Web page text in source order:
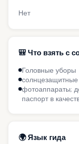
Нет
🎒 Что взять с
Головные уборы
фотоаппараты;
паспорт в
🌍 Язык гида